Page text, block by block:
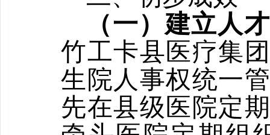
（一）建立人
竹工卡县医疗集
生院人事权统一
先在县级医院定